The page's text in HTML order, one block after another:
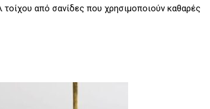
τοίχου από σανίδες που χρησιμοποιούν καθαρές